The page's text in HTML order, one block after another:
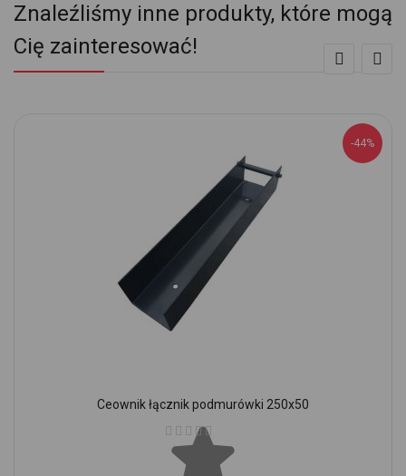
Znaleźliśmy inne produkty, które mogą
Cię zainteresować!
-44%
Ceownik łącznik podmurówki 250x50
Ocena: